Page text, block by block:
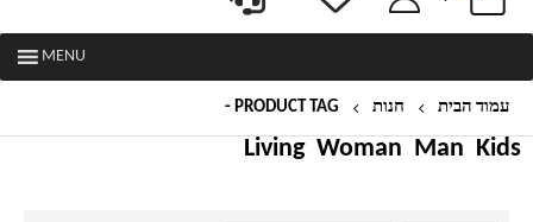
MENU
עמוד הבית חנות PRODUCT TAG -
Kids
Man
Woman
Living